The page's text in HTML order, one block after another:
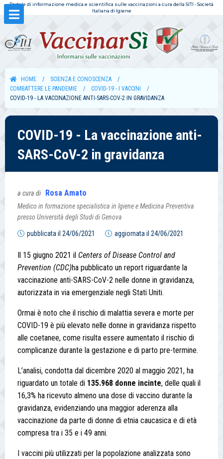
Portale di informazione medica e scientifica sulle vaccinazioni a cura della SITI - Società
Italiana di Igiene
HOME
SCIENZA E CONOSCENZA
COMBATTERE LE PANDEMIE
COVID-19 - I VACCINI
COVID-19 - LA VACCINAZIONE ANTI-SARS-COV-2 IN GRAVIDANZA
COVID-19 - La vaccinazione anti-
SARS-CoV-2 in gravidanza
a cura di Rosa Amato
Medico in formazione specialistica in Igiene e Medicina Preventiva
presso Università degli Studi di Genova
pubblicata il 24/06/2021 aggiornata il 24/06/2021
Il 15 giugno 2021 il Centers of Disease Control and
Prevention (CDC)ha pubblicato un report riguardante la
vaccinazione anti-SARS-CoV-2 nelle donne in gravidanza,
autorizzata in via emergenziale negli Stati Uniti.
Ormai è noto che il rischio di malattia severa e morte per
COVID-19 è più elevato nelle donne in gravidanza rispetto
alle coetanee, come risulta essere aumentato il rischio di
complicanze durante la gestazione e di parto pre-termine.
L’analisi, condotta dal dicembre 2020 al maggio 2021, ha
riguardato un totale di 135.968 donne incinte, delle quali il
16,3% ha ricevuto almeno una dose di vaccino durante la
gravidanza, evidenziando una maggior aderenza alla
vaccinazione da parte di donne di etnia caucasica e di età
compresa tra i 35 e i 49 anni.
I vaccini più utilizzati per la popolazione analizzata sono